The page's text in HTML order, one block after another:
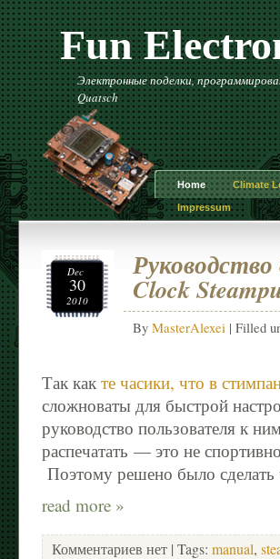
Fun
Электронные поделки,
Quatsch
Home Climate
Impressum
Dec
30
2010 Clock
By MasterAlexei | Filled
Так как те часики, что в
сложноваты для быстрой
руководство пользователя к
распечатать — это не
Поэтому решено было сделать
read more »
Комментариев нет | Tags: manual,